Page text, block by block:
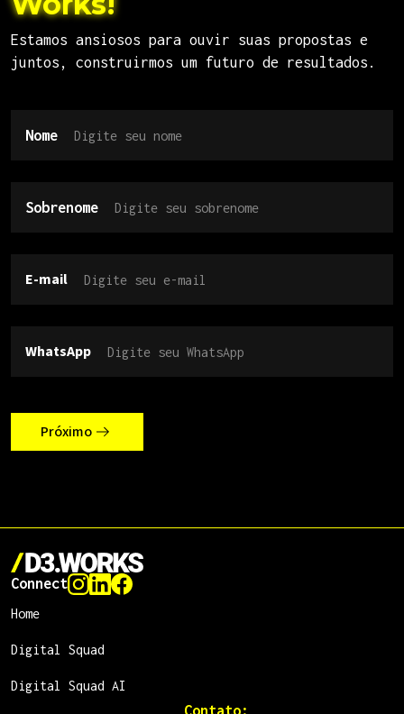
Estamos ansiosos para ouvir suas propostas e
juntos, construirmos um futuro de resultados.
Nome
Sobrenome
E-mail
WhatsApp
Próximo
Connect
Home
Digital Squad
Digital Squad AI
Contato: